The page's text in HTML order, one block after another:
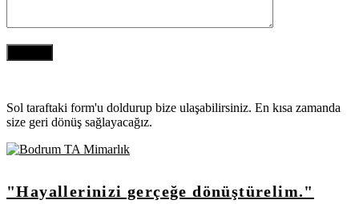
Sol taraftaki form'u doldurup bize ulaşabilirsiniz. En kısa zamanda
size geri dönüş sağlayacağız.
"Hayallerinizi gerçeğe dönüştürelim."